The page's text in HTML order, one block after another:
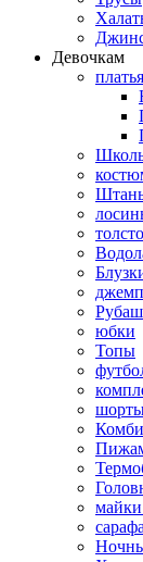
Девочкам
платья
юбки
Топы